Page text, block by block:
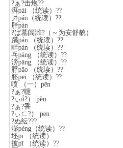
?ぁ?击炮??
湃pài （统读）??
爿pán（统读）??
胖pàn
?ば墓闾濉?（～为安舒貌）
蹒pán （统读）??
畔pàn （统读）??
乓pāng （统读）??
滂pāng （统读）??
脬pāo （统读）??
胚pēi （统读）??
喷 （一）pēn
?ぁ?嚏
?ぃǘ?） pèn
?ぁ?香
?ぃㄈ?） pen
?ぬ纭???
澎péng（统读）??
坯pī （统读）
披pī （统读）??